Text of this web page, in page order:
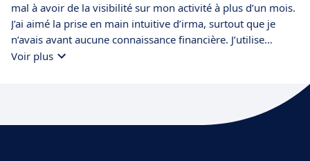
mal à avoir de la visibilité sur mon activité à plus d’un mois.
J’ai aimé la prise en main intuitive d’irma, surtout que je
n’avais avant aucune connaissance financière. J’utilise
désormais l’outil quotidiennement, ça me permet de savoir
et me permettent de comprendre comment mieux gérer
Voir plus